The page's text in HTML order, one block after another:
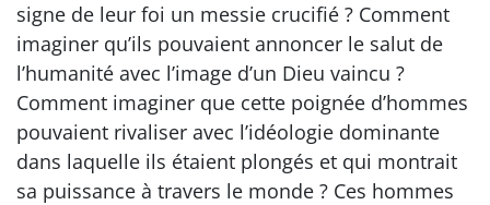
signe de leur foi un messie crucifié ? Comment
imaginer qu’ils pouvaient annoncer le salut de
l’humanité avec l’image d’un Dieu vaincu ?
Comment imaginer que cette poignée d’hommes
pouvaient rivaliser avec l’idéologie dominante
dans laquelle ils étaient plongés et qui montrait
sa puissance à travers le monde ? Ces hommes